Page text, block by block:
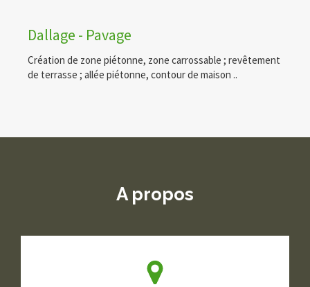
Dallage - Pavage
Création de zone piétonne, zone carrossable ; revêtement
de terrasse ; allée piétonne, contour de maison ..
A propos